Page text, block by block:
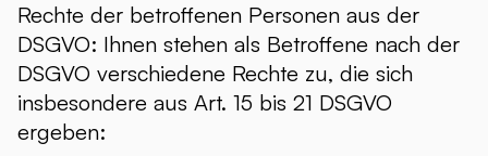
Rechte der betroffenen Personen aus der
DSGVO: Ihnen stehen als Betroffene nach der
DSGVO verschiedene Rechte zu, die sich
insbesondere aus Art. 15 bis 21 DSGVO
ergeben: